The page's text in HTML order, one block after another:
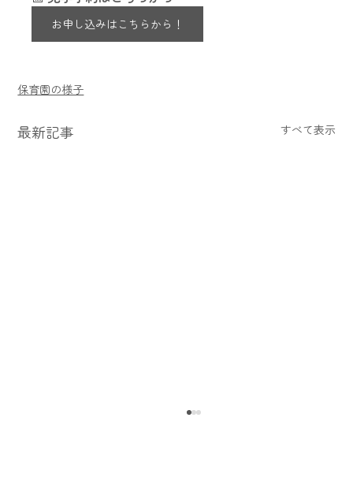
お申し込みはこちらから！
保育園の様子
最新記事 すべて表示